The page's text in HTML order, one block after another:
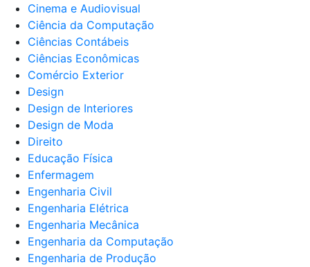
Cinema e Audiovisual
Ciência da Computação
Ciências Contábeis
Ciências Econômicas
Comércio Exterior
Design
Design de Interiores
Design de Moda
Direito
Educação Física
Enfermagem
Engenharia Civil
Engenharia Elétrica
Engenharia Mecânica
Engenharia da Computação
Engenharia de Produção